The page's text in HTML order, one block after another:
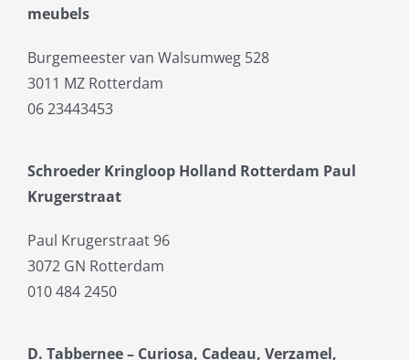
meubels
Burgemeester van Walsumweg 528
3011 MZ Rotterdam
06 23443453
Schroeder Kringloop Holland Rotterdam Paul
Krugerstraat
Paul Krugerstraat 96
3072 GN Rotterdam
010 484 2450
D. Tabbernee – Curiosa, Cadeau, Verzamel,